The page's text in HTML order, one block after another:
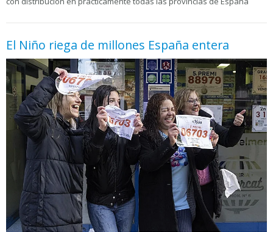
El Niño riega de millones España entera